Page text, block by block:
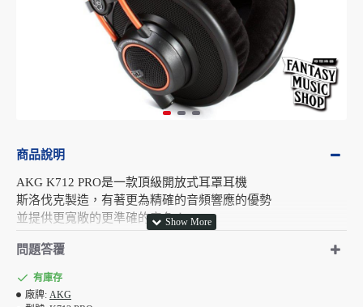
商品說明
AKG K712 PRO是一款頂級開放式耳罩耳機
斯洛伐克製造，有著更為精確的音頻響應的優勢
並提供更寬敞的更準確的音色！
低頻性能提升3db，給您更加真實且沈穩的低頻
另外，7系列耳機皆採用真皮頭帶，加上開放式的設計
問題答覆
有庫存
廠牌: AKG